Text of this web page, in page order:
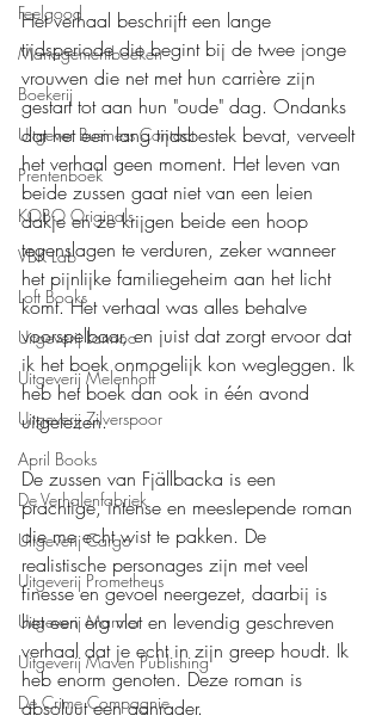
Feelgood
Managementboeken
Boekerij
Uitgever Business Contact
Prentenboek
KOBO Originals
VBK Lab
Loft Books
Uitgeverij Lannoo
Uitgeverij Melenhoff
Uitgeverij Zilverspoor
April Books
De Verhalenfabriek
Uitgeverij Cargo
Uitgeverij Prometheus
Uitgeverij Marmer
Uitgeverij Maven Publishing
De Crime Compagnie
Het verhaal beschrijft een lange
tijdsperiode die begint bij de twee jonge
vrouwen die net met hun carrière zijn
gestart tot aan hun "oude" dag. Ondanks
dat het een lang tijdsbestek bevat, verveelt
het verhaal geen moment. Het leven van
beide zussen gaat niet van een leien
dakje en ze krijgen beide een hoop
tegenslagen te verduren, zeker wanneer
het pijnlijke familiegeheim aan het licht
komt. Het verhaal was alles behalve
voorspelbaar, en juist dat zorgt ervoor dat
ik het boek onmogelijk kon wegleggen. Ik
heb het boek dan ook in één avond
uitgelezen.
De zussen van Fjällbacka is een
prachtige, intense en meeslepende roman
die me echt wist te pakken. De
realistische personages zijn met veel
finesse en gevoel neergezet, daarbij is
het een erg vlot en levendig geschreven
verhaal dat je echt in zijn greep houdt. Ik
heb enorm genoten. Deze roman is
absoluut een aanrader.